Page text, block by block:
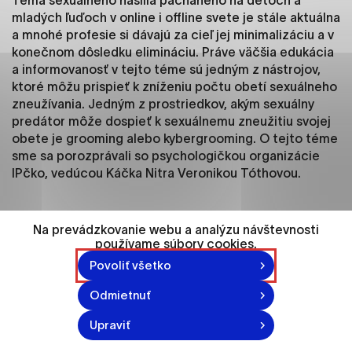
mladých ľuďoch v online i offline svete je stále aktuálna
a mnohé profesie si dávajú za cieľ jej minimalizáciu a v
konečnom dôsledku elimináciu. Práve väčšia edukácia
a informovanosť v tejto téme sú jedným z nástrojov,
ktoré môžu prispieť k zníženiu počtu obetí sexuálneho
zneužívania. Jedným z prostriedkov, akým sexuálny
predátor môže dospieť k sexuálnemu zneužitiu svojej
obete je grooming alebo kybergrooming. O tejto téme
sme sa porozprávali so psychologičkou organizácie
IPčko, vedúcou Káčka Nitra Veronikou Tóthovou.
Grooming je činnosť, pri ktorej sa niekto spriatelí a
vybuduje citový vzťah s dieťaťom a mladým
človekom, aby získal jeho dôveru so zámerom
sexuálneho zneužívania alebo vydierania.
Na prevádzkovanie webu a analýzu návštevnosti
používame súbory cookies.
Povoliť všetko
Odmietnuť
Upraviť
ako je navigácia na stránke a prístup k
zabezpečeným oblastiam webovej stránky. Bez
týchto súborov cookie nemôže web správne
fungovať.
Analytické cookies
Analytické cookies pomáhajú prevádzkovateľovi
stránok pochopiť, ako návštevníci stránok stránku
používajú, aby mohol stránky optimalizovať a
ponúknuť im lepšiu skúsenosť. Všetky dáta sa
konkrétnou osobou.
Označiť všetko
Uložiť nastavenia
Viac informácií